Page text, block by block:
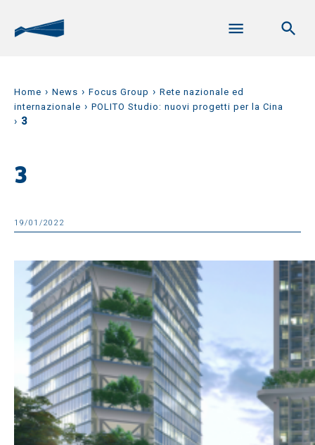
Home › News › Focus Group › Rete nazionale ed
internazionale › POLITO Studio: nuovi progetti per la Cina
› 3
3
19/01/2022